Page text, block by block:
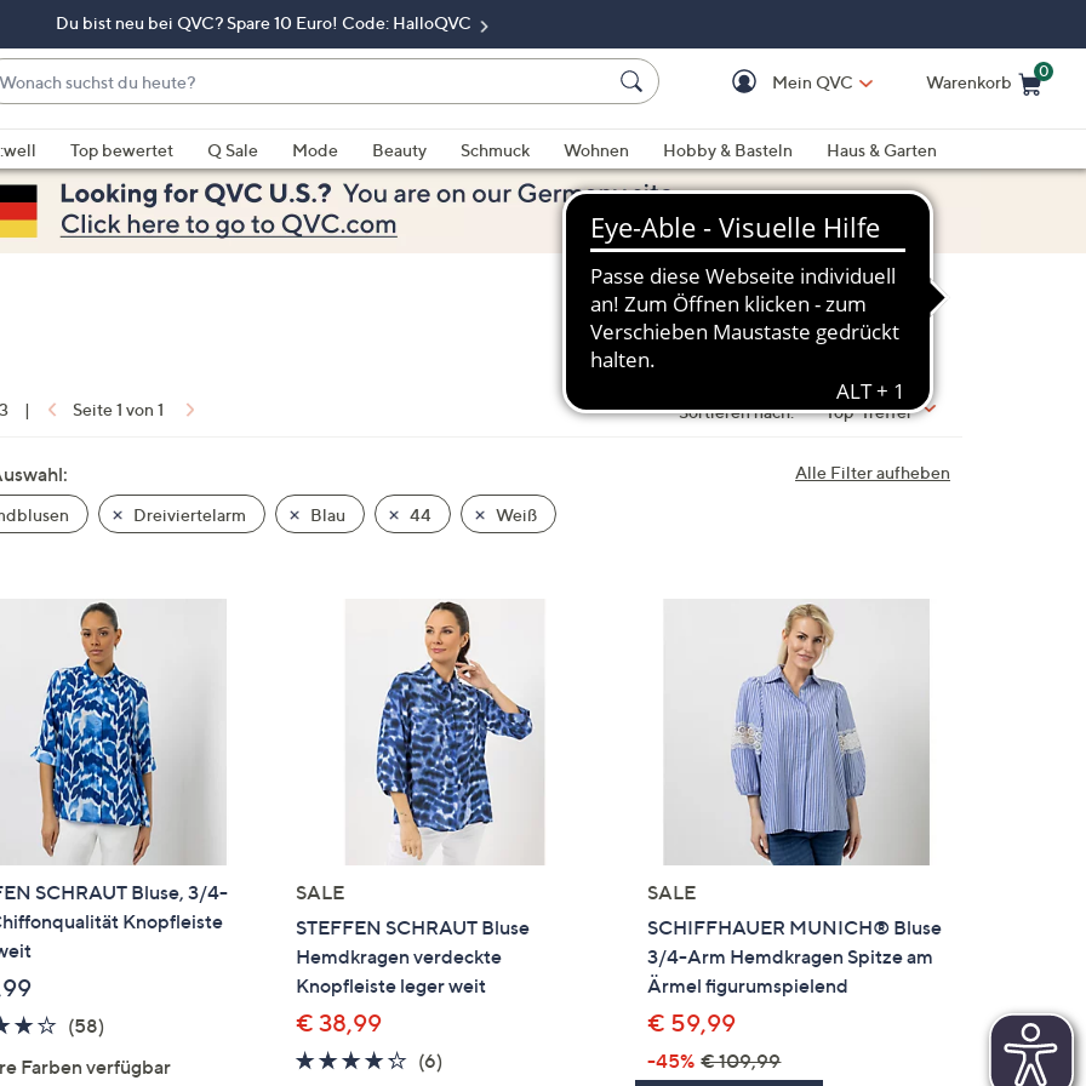
Du bist neu bei QVC? Spare 10 Euro! Code: HalloQVC
Mein QVC Warenkorb
0
Top bewertet Q Sale Mode Beauty Schmuck Wohnen Hobby & Basteln
Haus & Garten
| Seite 1 von 1 Sortieren nach: Top-Treffer
Alle Filter aufheben
Dreiviertelarm Blau 44 Weiß
SCHRAUT Bluse, 3/4-
Knopfleiste
4.2
(58)58
Farben verfügbar
SALE
STEFFEN SCHRAUT Bluse
Hemdkragen verdeckte
Knopfleiste leger weit
€ 38,99
4.2
(6)
SALE
SCHIFFHAUER MUNICH® Bluse
3/4-Arm Hemdkragen Spitze am
Ärmel figurumspielend
€ 59,99
-45% € 109,99